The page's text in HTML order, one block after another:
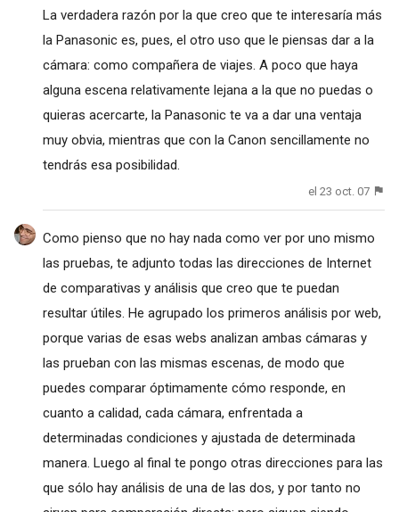
La verdadera razón por la que creo que te interesaría más
la Panasonic es, pues, el otro uso que le piensas dar a la
cámara: como compañera de viajes. A poco que haya
alguna escena relativamente lejana a la que no puedas o
quieras acercarte, la Panasonic te va a dar una ventaja
muy obvia, mientras que con la Canon sencillamente no
tendrás esa posibilidad.
el 23 oct. 07
Como pienso que no hay nada como ver por uno mismo
las pruebas, te adjunto todas las direcciones de Internet
de comparativas y análisis que creo que te puedan
resultar útiles. He agrupado los primeros análisis por web,
porque varias de esas webs analizan ambas cámaras y
las prueban con las mismas escenas, de modo que
puedes comparar óptimamente cómo responde, en
cuanto a calidad, cada cámara, enfrentada a
determinadas condiciones y ajustada de determinada
manera. Luego al final te pongo otras direcciones para las
que sólo hay análisis de una de las dos, y por tanto no